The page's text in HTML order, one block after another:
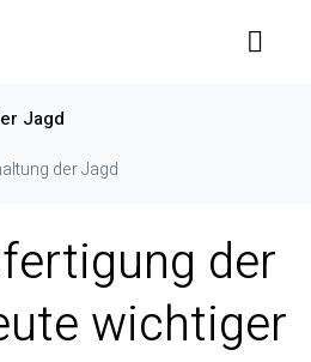
Jagd
der Jagd
der
wichtiger